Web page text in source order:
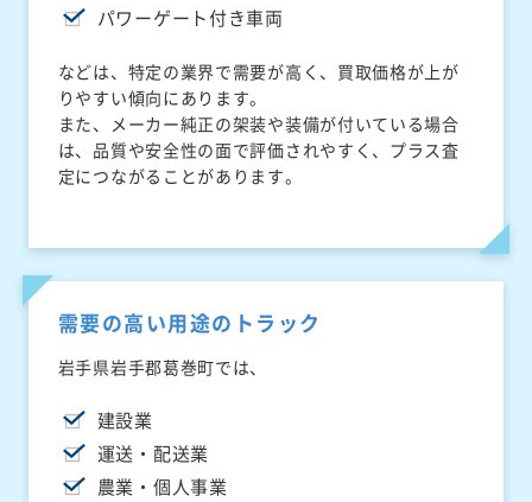
パワーゲート付き車両
などは、特定の業界で需要が高く、買取価格が上が
りやすい傾向にあります。
また、メーカー純正の架装や装備が付いている場合
は、品質や安全性の面で評価されやすく、プラス査
定につながることがあります。
需要の高い用途のトラック
岩手県岩手郡葛巻町では、
建設業
運送・配送業
農業・個人事業